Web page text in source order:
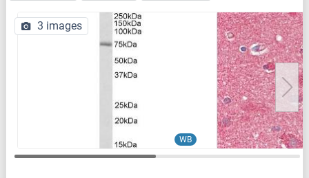
WB
3 images